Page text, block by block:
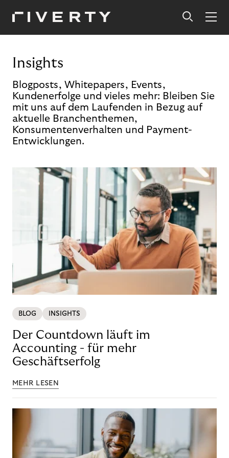
Insights
Blogposts, Whitepapers, Events,
Kundenerfolge und vieles mehr: Bleiben Sie
mit uns auf dem Laufenden in Bezug auf
aktuelle Branchenthemen,
Konsumentenverhalten und Payment-
Entwicklungen.
BLOG INSIGHTS
Der Countdown läuft im
Accounting - für mehr
Geschäftserfolg
MEHR LESEN